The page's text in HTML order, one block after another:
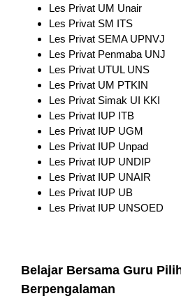
Les Privat UM Unair
Les Privat SM ITS
Les Privat SEMA UPNVJ
Les Privat Penmaba UNJ
Les Privat UTUL UNS
Les Privat UM PTKIN
Les Privat Simak UI KKI
Les Privat IUP ITB
Les Privat IUP UGM
Les Privat IUP Unpad
Les Privat IUP UNDIP
Les Privat IUP UNAIR
Les Privat IUP UB
Les Privat IUP UNSOED
Belajar Bersama Guru
Berpengalaman